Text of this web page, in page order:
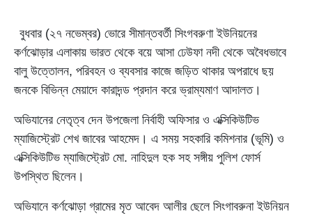
বুধবার (২৭ নভেম্বর) ভোরে সীমান্তবর্তী সিংগবরুণা ইউনিয়নের
কর্ণঝোড়ার এলাকায় ভারত থেকে বয়ে আসা ঢেউফা নদী থেকে অবৈধভাবে
বালু উত্তোলন, পরিবহন ও ব্যবসার কাজে জড়িত থাকার অপরাধে ছয়
জনকে বিভিন্ন মেয়াদে কারাদন্ড প্রদান করে ভ্রাম্যমাণ আদালত।
অভিযানের নেতৃত্ব দেন উপজেলা নির্বাহী অফিসার ও এক্সিকিউটিভ
ম্যাজিস্ট্রেট শেখ জাবের আহমেদ। এ সময় সহকারি কমিশনার (ভূমি) ও
এক্সিকিউটিভ ম্যাজিস্ট্রেট মো. নাহিদুল হক সহ সঙ্গীয় পুলিশ ফোর্স
উপস্থিত ছিলেন।
অভিযানে কর্ণঝোড়া গ্রামের মৃত আবেদ আলীর ছেলে সিংগাবরুনা ইউনিয়ন